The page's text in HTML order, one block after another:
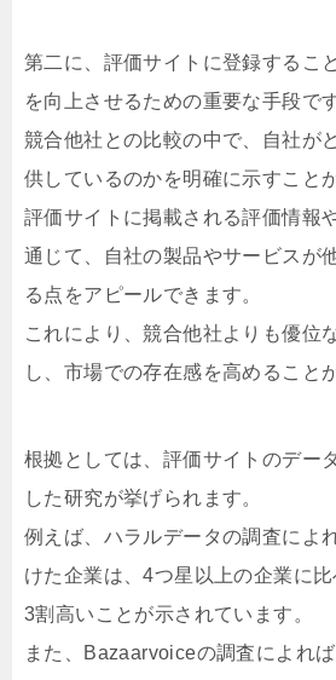
第二に、評価サイトに登録するこ
を向上させるための重要な手段です
競合他社との比較の中で、自社が
供しているのかを明確に示すこと
評価サイトに掲載される評価情報
通じて、自社の製品やサービスが
る点をアピールできます。
これにより、競合他社よりも優位
し、市場での存在感を高めること
根拠としては、評価サイトのデー
した研究が挙げられます。
例えば、ハラルデータの調査によ
けた企業は、4つ星以上の企業に
3割高いことが示されています。
また、Bazaarvoiceの調査によれ